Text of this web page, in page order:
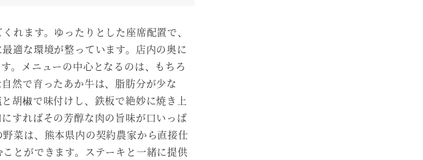
れます。ゆったりとした座席配置で、
適な環境が整っています。店内の奥に
。メニューの中心となるのは、もちろ
然で育ったあか牛は、脂肪分が少な
胡椒で味付けし、鉄板で絶妙に焼き上
すればその芳醇な肉の旨味が口いっぱ
菜は、熊本県内の契約農家から直接仕
とができます。ステーキと一緒に提供